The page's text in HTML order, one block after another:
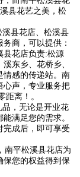
县花艺之美，松
县花店、松溪县
商，可以提供：
县花店负责:松源
东乡、花桥乡、
情感的传递站。南
心声，专业服务把
距离！。
，无论是开业花
满足您的需求。
完成后，即可享受
南平松溪县花店为
保您的权益得到保